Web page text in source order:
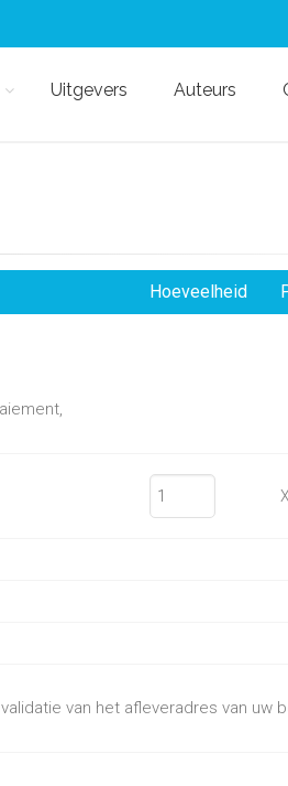
Uitgevers Auteurs
Hoeveelheid
van het afleveradres van uw